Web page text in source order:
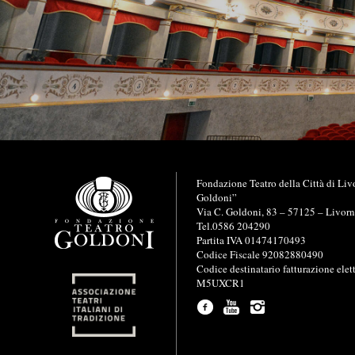
I
n
f
o
r
m
a
z
o
Fondazione Teatro della Città di
Goldoni”
Via C. Goldoni, 83 – 57125 –
Tel.0586 204290
Partita IVA 01474170493
Codice Fiscale 92082880490
Codice destinatario fatturazione
M5UXCR1